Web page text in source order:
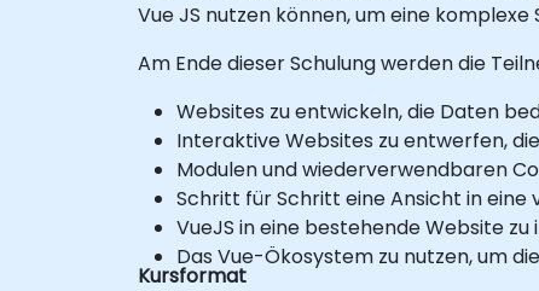
Vue JS nutzen können, um eine
Am Ende dieser Schulung werden die
Websites zu entwickeln, die Daten
Interaktive Websites zu entwerfen,
Modulen und wiederverwendbaren
Schritt für Schritt eine Ansicht in
VueJS in eine bestehende Website zu
Das Vue-Ökosystem zu nutzen, um
Kursformat